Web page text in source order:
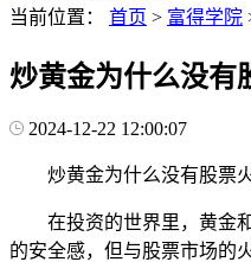
当前位置：
首页 > 富得学院
炒黄金为什么没有
2024-12-22 12:00:07
炒黄金为什么没有股票
在投资的世界里，黄金
的安全感，但与股票市场的